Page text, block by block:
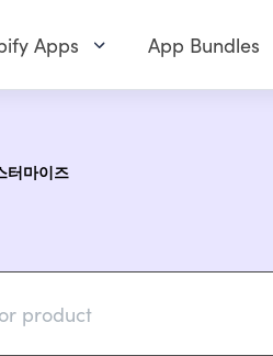
Apps App Bundles
터마이즈